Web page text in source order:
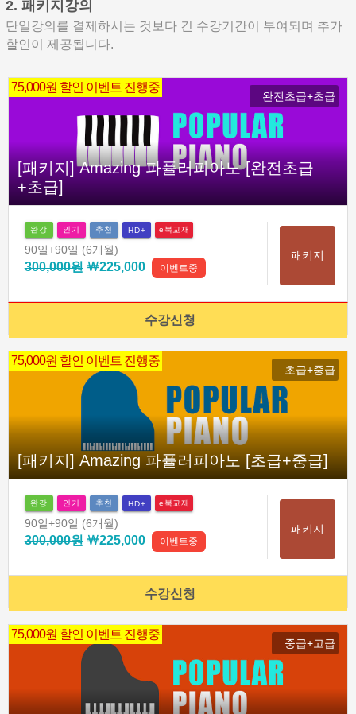
2. 패키지강의
단일강의를 결제하시는 것보다 긴 수강기간이 부여되며 추가
할인이 제공됩니다.
75,000원 할인 이벤트 진행중
완전초급+초급
[패키지] Amazing 파퓰러피아노 [완전초급
+초급]
완강 인기 추천 HD+ e북교재
90일+90일 (6개월)
300,000원￦225,000 이벤트중
패키지
수강신청
75,000원 할인 이벤트 진행중
초급+중급
[패키지] Amazing 파퓰러피아노 [초급+중급]
완강 인기 추천 HD+ e북교재
90일+90일 (6개월)
300,000원￦225,000 이벤트중
패키지
수강신청
75,000원 할인 이벤트 진행중
중급+고급